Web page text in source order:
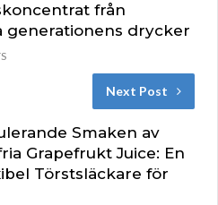
från
generationens drycker
Next Post
Smaken av
Grapefrukt Juice: En
Törstsläckare för